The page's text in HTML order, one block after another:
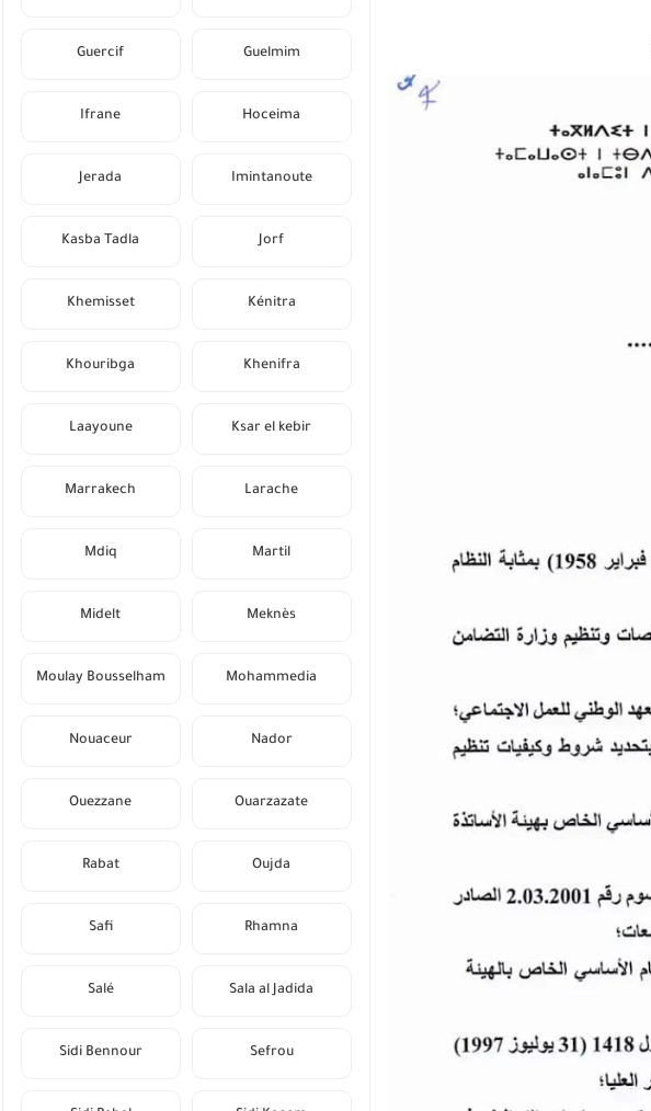
Guelmim
Guercif
Hoceima
Ifrane
Imintanoute
Jerada
Jorf
Kasba Tadla
Kénitra
Khemisset
Khenifra
Khouribga
Ksar el kebir
Laayoune
Larache
Marrakech
Martil
Mdiq
Meknès
Midelt
Mohammedia
Moulay Bousselham
Nador
Nouaceur
Ouarzazate
Ouezzane
Oujda
Rabat
Rhamna
Safi
Sala al Jadida
Salé
Sefrou
Sidi Bennour